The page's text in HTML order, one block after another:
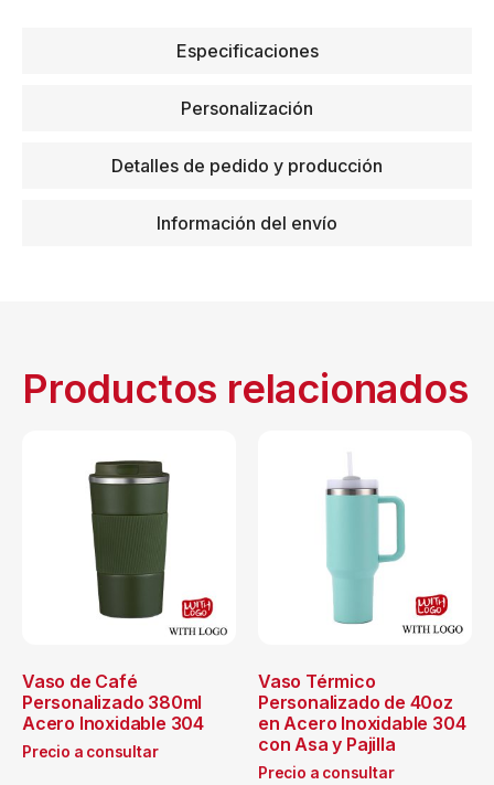
Especificaciones
Personalización
Detalles de pedido y producción
Información del envío
Productos relacionados
Vaso de Café
Personalizado 380ml
Acero Inoxidable 304
Precio a consultar
Vaso Térmico
Personalizado de 40oz
en Acero Inoxidable 304
con Asa y Pajilla
Precio a consultar